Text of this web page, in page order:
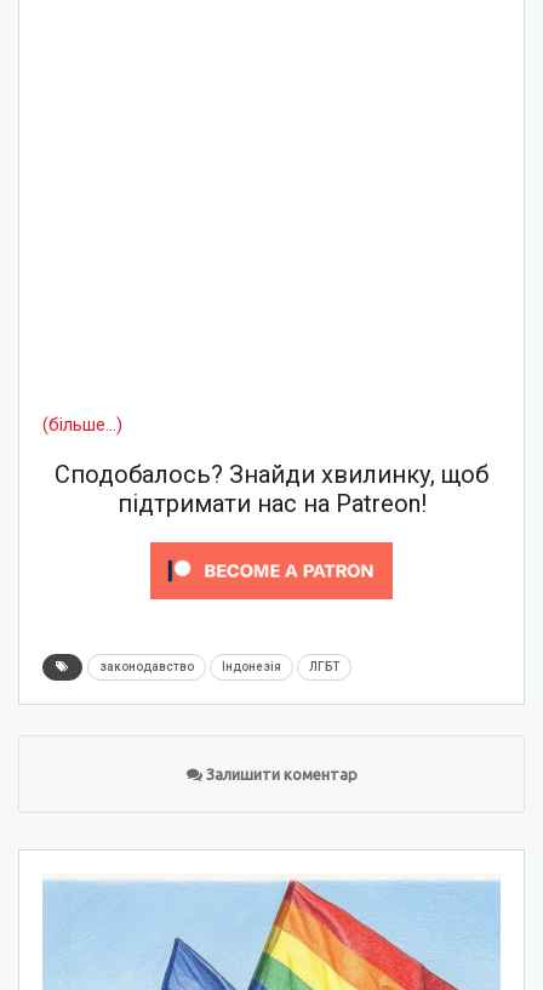
(більше…)
Сподобалось? Знайди хвилинку, щоб
підтримати нас на Patreon!
законодавство Індонезія ЛГБТ
Залишити коментар